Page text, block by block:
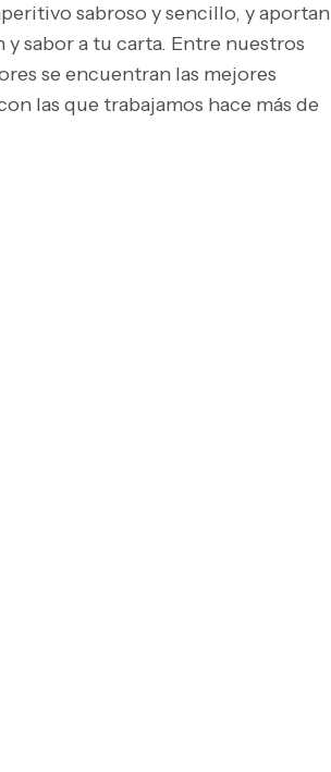
sabroso y sencillo, y aportan
sabor a tu carta. Entre nuestros
se encuentran las mejores
las que trabajamos hace más de